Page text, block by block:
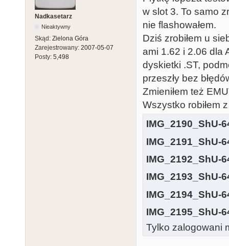
Nadkasetarz
Nieaktywny
Skąd: Zielona Góra
Zarejestrowany: 2007-05-07
Posty: 5,498
w slot 3. To samo
nie flashowałem.
Dziś zrobiłem u
ami 1.62 i 2.06 dla
dyskietki .ST,
przeszły bez
Zmieniłem też
Wszystko robiłem
IMG_2190_ShU-
IMG_2191_ShU-
IMG_2192_ShU-
IMG_2193_ShU-
IMG_2194_ShU-
IMG_2195_ShU-
Tylko zalogowani